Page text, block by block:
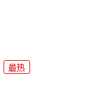
最热